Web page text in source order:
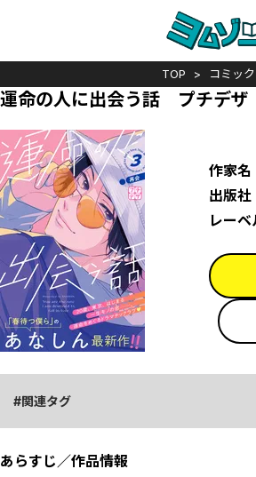
TOP コミック
運命の人に出会う話 プチデザ
作家名
出版社
レーベ
関連タグ
あらすじ／作品情報